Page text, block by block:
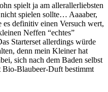
spielt ja am allerallerliebsten
spielen sollte… Aaaaber,
es definitiv einen Versuch wert,
Neffen “echtes”
Starterset allerdings würde
denn mein Kleiner hat
sich nach dem Baden selbst
Blaubeer-Duft bestimmt